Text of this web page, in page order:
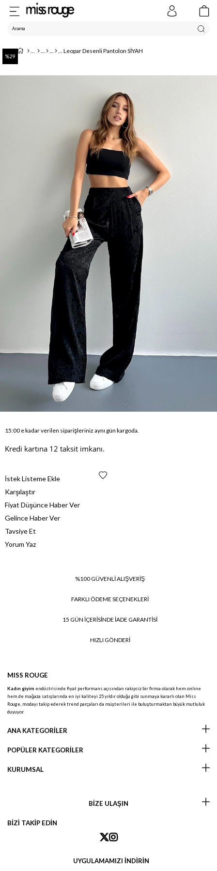
Leopar Desenli Pantolon SİYAH
29
15:00 e kadar verilen siparişleriniz aynı gün kargoda.
Kredi kartına 12 taksit imkanı.
İstek Listeme Ekle
Karşılaştır
Fiyat Düşünce Haber Ver
Gelince Haber Ver
Tavsiye Et
Yorum Yaz
%100 GÜVENLİ ALIŞVERİŞ
FARKLI ÖDEME SEÇENEKLERİ
15 GÜN İÇERİSİNDE İADE GARANTİSİ
HIZLI GÖNDERİ
MISS ROUGE
Kadın giyim endüstrisinde fiyat performans açısından rakipsiz bir firma olarak hem online
hem de mağaza satışlarında en iyi kaliteyi 25 yıldır olduğu gibi sunmaya kararlı olan Miss
Rouge, modayı takip ederek trend parçaları da müşterileri ile buluşturmaktan büyük mutluluk
duyuyor.
ANA KATEGORİLER
POPÜLER KATEGORİLER
KURUMSAL
BİZE ULAŞIN
BİZİ TAKİP EDİN
UYGULAMAMIZI İNDİRİN